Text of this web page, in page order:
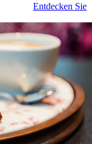
Entdecken Sie